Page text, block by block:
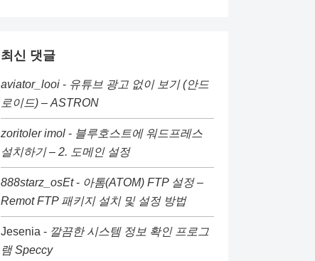
최신 댓글
aviator_looi - 유튜브 광고 없이 보기 (안드
로이드) – ASTRON
zoritoler imol - 블루호스트에 워드프레스
설치하기 – 2. 도메인 설정
888starz_osEt- 아톰(ATOM) FTP 설정 –
Remot FTP 패키지 설치 및 설정 방법
Jesenia - 깔끔한 시스템 정보 확인 프로그
램 Speccy